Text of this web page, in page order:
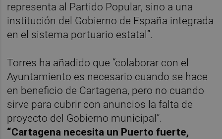
representa al Partido Popular, sino a una
institución del Gobierno de España integrada
en el sistema portuario estatal”.
Torres ha añadido que “colaborar con el
Ayuntamiento es necesario cuando se hace
en beneficio de Cartagena, pero no cuando
sirve para cubrir con anuncios la falta de
proyecto del Gobierno municipal”.
“Cartagena necesita un Puerto fuerte,